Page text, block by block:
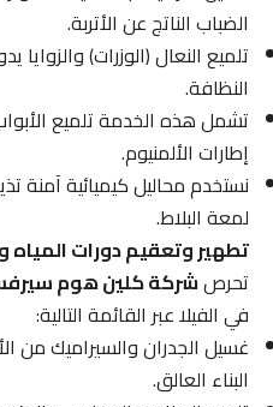
الضباب الناتج عن الأتربة.
تلميع النعال (الوزرات) والزوايا
النظافة.
تشمل هذه الخدمة تلميع الأبواب
إطارات الألمنيوم.
نستخدم محاليل كيميائية آمنة تذيب
لمعة البلاط.
تطهير وتعقيم دورات المياه
تحرصشركة كلين هوم سيرفس
في الفيلا عبر القائمة التالية:
غسيل الجدران والسيراميك من
البناء العالق.